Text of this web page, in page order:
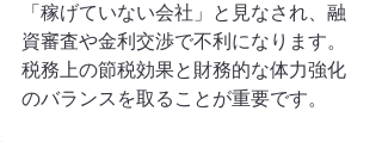
「稼げていない会社」と見なされ、融
資審査や金利交渉で不利になります。
税務上の節税効果と財務的な体力強化
のバランスを取ることが重要です。